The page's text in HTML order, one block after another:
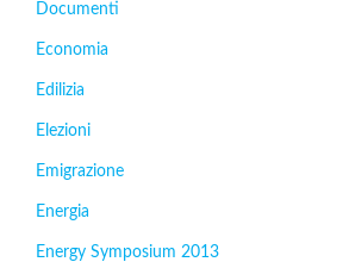
Documenti
Economia
Edilizia
Elezioni
Emigrazione
Energia
Energy Symposium 2013